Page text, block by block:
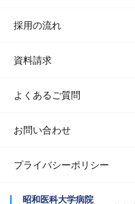
採用の流れ
資料請求
よくあるご質問
お問い合わせ
プライバシーポリシー
昭和医科大学病院